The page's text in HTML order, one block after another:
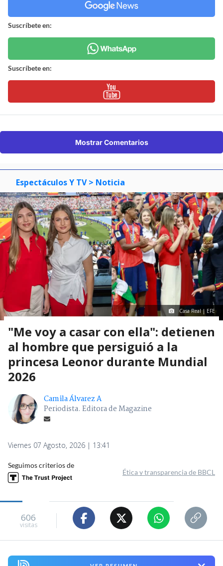
Suscríbete en:
Suscríbete en:
Mostrar Comentarios
Espectáculos Y TV > Noticia
Casa Real | EFE
"Me voy a casar con ella": detienen
al hombre que persiguió a la
princesa Leonor durante Mundial
2026
Camila Álvarez A
Periodista. Editora de Magazine
Viernes 07 Agosto, 2026 | 13:41
Seguimos criterios de
Ética y transparencia de BBCL
606
visitas